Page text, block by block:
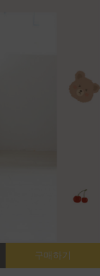
구매하기